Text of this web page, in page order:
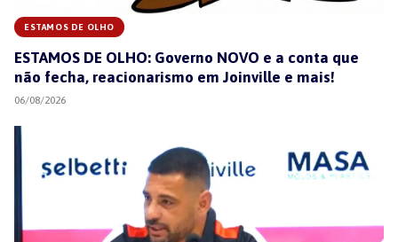
ESTAMOS DE OLHO
ESTAMOS DE OLHO: Governo NOVO e a conta que
não fecha, reacionarismo em Joinville e mais!
06/08/2026